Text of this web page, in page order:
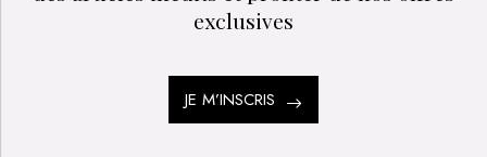
exclusives
JE M’INSCRIS